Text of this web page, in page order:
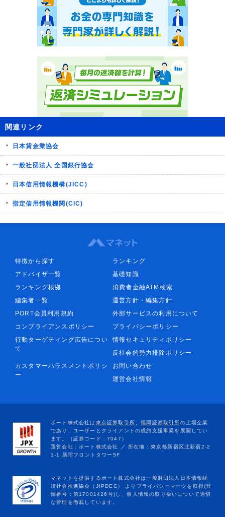
関連リンク
日本貸金業協会
一般社団法人 全国銀行協会
日本信用情報機構(JICC)
指定信用情報機関(CIC)
特徴から探す
ランキング
アドバイザ一覧
基礎知識
ランキング根拠
消費者金融ATM検索
編集者一覧
運営方針・編集方針
PORT会員利用規約
外部サービスの利用について
コンプライアンスポリシー
プライバシーポリシー
行動ターゲティング広告につい
て
情報セキュリティポリシー
反社会的勢力排除ポリシー
カスタマーハラスメントポリシ
ー
お問い合わせ
運営会社情報